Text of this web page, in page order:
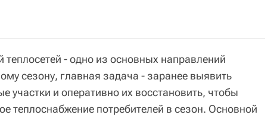
- одно из основных направлений
сезону, главная задача - заранее выявить
участки и оперативно их восстановить, чтобы
теплоснабжение потребителей в сезон. Основной